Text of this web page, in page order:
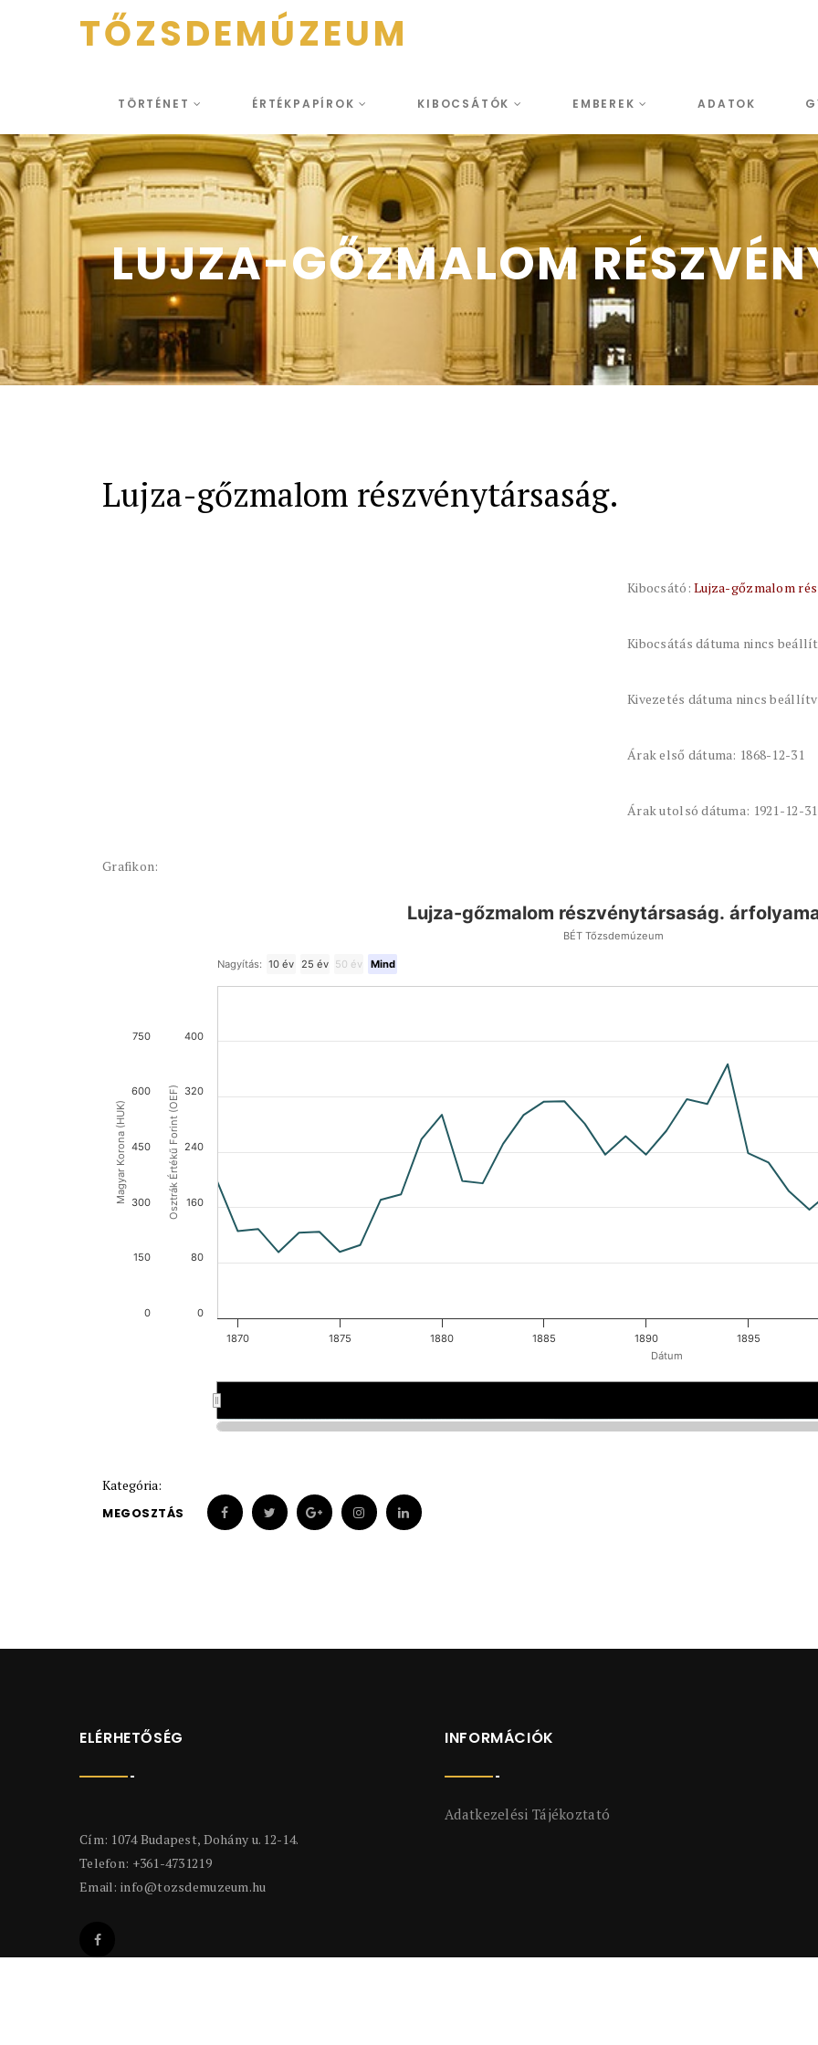
TŐZSDEMÚZEUM
TÖRTÉNET ÉRTÉKPAPÍROK KIBOCSÁTÓK EMBEREK ADATOK
LUJZA-GŐZMALOM
Lujza-gőzmalom részvénytársaság.
Kibocsátó:Lujza-gőzmalom
Kibocsátás dátuma nincs
Kivezetés dátuma nincs
Árak első dátuma: 1868-12-31
Árak utolsó dátuma: 1921-12-31
Grafikon:
Dátum
Osztrák Értékű Forint (OEF)
Magyar Korona (HUK)
Lujza-gőzmalom részvénytársaság.
BÉT Tőzsdemúzeum
Nagyítás: 10 év 25 év 50 év Mind
1870 1875 1880 1885 1890 1895
0
80
160
240
320
400
0
150
300
450
600
750
Kategória:
MEGOSZTÁS
ELÉRHETŐSÉG
Cím: 1074 Budapest, Dohány u. 12-14.
Telefon: +361-4731219
Email: info@tozsdemuzeum.hu
INFORMÁCIÓK
Adatkezelési Tájékoztató